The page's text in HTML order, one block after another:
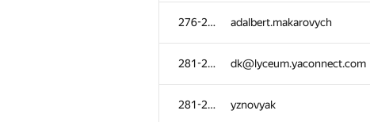
276-280 adalbert.makarovych
281-283 dk@lyceum.yaconnect.com
281-283 yznovyak